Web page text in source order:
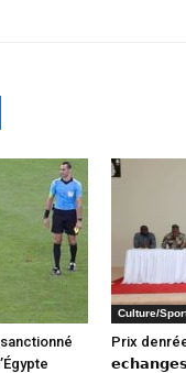
Culture/
Prix
𝗲𝗰𝗵𝗮𝗻𝗴𝗲𝘀